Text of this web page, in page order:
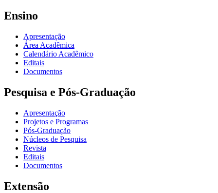
Ensino
Apresentação
Área Acadêmica
Calendário Acadêmico
Editais
Documentos
Pesquisa e Pós-Graduação
Apresentação
Projetos e Programas
Pós-Graduação
Núcleos de Pesquisa
Revista
Editais
Documentos
Extensão